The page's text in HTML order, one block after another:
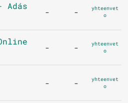
Adás
- -
yhteenvet
o
- -
yhteenvet
o
- -
yhteenvet
o